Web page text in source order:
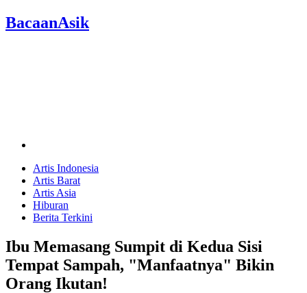
BacaanAsik
Artis Indonesia
Artis Barat
Artis Asia
Hiburan
Berita Terkini
Ibu Memasang Sumpit di Kedua Sisi
Tempat Sampah, "Manfaatnya" Bikin
Orang Ikutan!